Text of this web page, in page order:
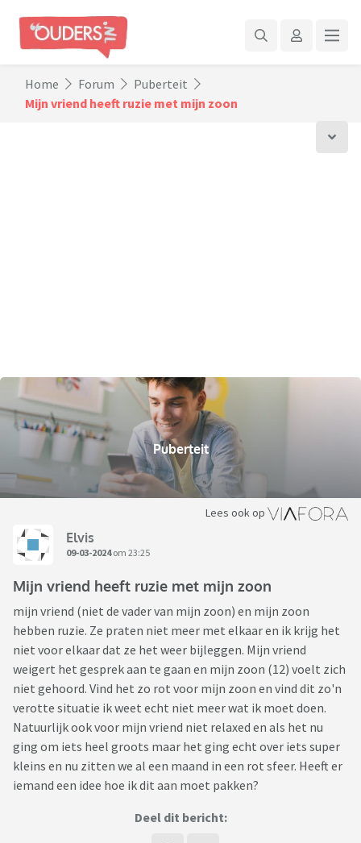
Home Forum
Puberteit
Mijn vriend heeft ruzie met mijn zoon
Puberteit
Lees ook op
Elvis
09-03-2024om 23:25
Mijn vriend heeft ruzie met mijn zoon
mijn vriend (niet de vader van mijn zoon) en mijn zoon
hebben ruzie. Ze praten niet meer met elkaar en ik krijg het
niet voor elkaar dat ze het weer bijleggen. Mijn vriend
weigert het gesprek aan te gaan en mijn zoon (12) voelt zich
niet gehoord. Vind het zo rot voor mijn zoon en vind dit zo'n
verotte situatie ik weet echt niet meer wat ik moet doen.
Natuurlijk ook voor mijn vriend niet relaxed en als het nu
ging om iets heel groots maar het ging echt over iets super
kleins en nu zitten we al een maand in een rot sfeer. Heeft er
iemand een idee hoe ik dit aan moet pakken?
Deel dit bericht: